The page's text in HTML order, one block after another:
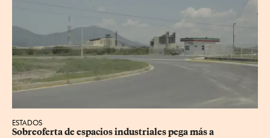
ESTADOS
Sobreoferta de espacios industriales pega más a